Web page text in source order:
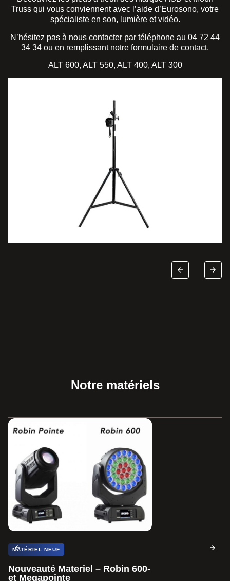
Truss qui vous conviennent avec l’aide d’Eurosono, votre
spécialiste en son, lumière et vidéo.
N’hésitez pas à nous contacter par téléphone au 04 72 44
34 34 ou en remplissant notre formulaire de contact.
ALT 600, ALT 550, ALT 400, ALT 300
Notre matériels
MATÉRIEL NEUF
Nouveauté Materiel – Robin 600-
et Megapointe